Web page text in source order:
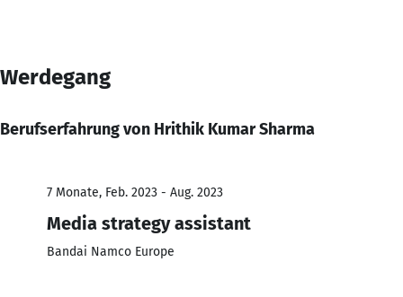
Werdegang
Berufserfahrung von Hrithik Kumar Sharma
7 Monate, Feb. 2023 - Aug. 2023
Media strategy assistant
Bandai Namco Europe